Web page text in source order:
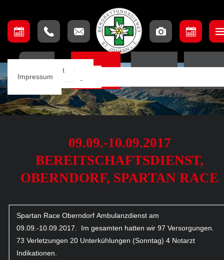
Einsätze
Einsatzbeschreibung
Einsatzkarte
Mannschaft
Ausbildungsteam
Aufnahmebedingungen
Lage & Anfahrt
Impressum
09.09.-10.09.2017
BEREITSCHAFTSDIENST,
OBERNDORF, SPARTAN RACE
Spartan Race Oberndorf Ambulanzdienst am
09.09.-10.09.2017. Im gesamten hatten wir 97 Versorgungen.
73 Verletzungen 20 Unterkühlungen (Sonntag) 4 Notarzt
Indikationen.